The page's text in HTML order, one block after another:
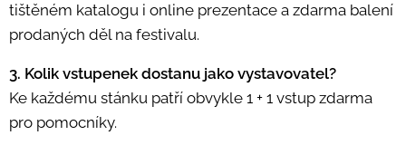
tištěném katalogu i online prezentace a zdarma balení
prodaných děl na festivalu.
3. Kolik vstupenek dostanu jako vystavovatel?
Ke každému stánku patří obvykle 1 + 1 vstup zdarma
pro pomocníky.